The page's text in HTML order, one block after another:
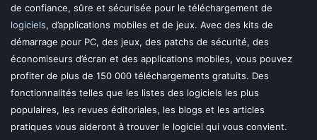
de confiance, sûre et sécurisée pour le téléchargement de
logiciels, d’applications mobiles et de jeux. Avec des kits de
démarrage pour PC, des jeux, des patchs de sécurité, des
économiseurs d’écran et des applications mobiles, vous pouvez
profiter de plus de 150 000 téléchargements gratuits. Des
fonctionnalités telles que les listes des logiciels les plus
populaires, les revues éditoriales, les blogs et les articles
pratiques vous aideront à trouver le logiciel qui vous convient.